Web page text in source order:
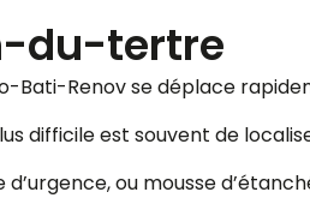
du-tertre
Bati-Renov se déplace
difficile est souvent de
ou mousse